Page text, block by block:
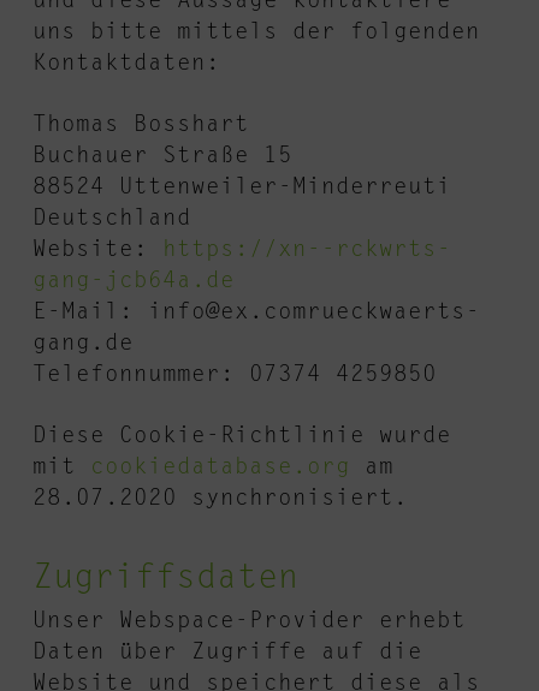
uns bitte mittels der folgenden
Kontaktdaten:
Thomas Bosshart
Buchauer Straße 15
88524 Uttenweiler-Minderreuti
Deutschland
Website:
https://xn--rckwrts-
gang-jcb64a.de
E-Mail:
info@ex.com rueckwaerts-
gang.de
Telefonnummer: 07374 4259850
Diese Cookie-Richtlinie wurde
mit
cookiedatabase.org am
28.07.2020 synchronisiert.
Zugriffsdaten
Unser Webspace-Provider erhebt
Daten über Zugriffe auf die
Website und speichert diese als